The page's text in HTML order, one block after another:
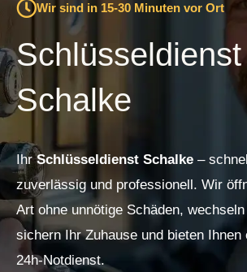
Wir sind in 15-30 Minuten vor Ort
Schlüsseldienst
Schalke
IhrSchlüsseldienst Schalke –
zuverlässig und professionell. Wir
Art ohne unnötige Schäden,
sichern Ihr Zuhause und bieten Ihnen
24h-Notdienst.